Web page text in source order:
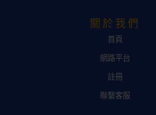
關於我們
首頁
網路平台
註冊
聯繫客服